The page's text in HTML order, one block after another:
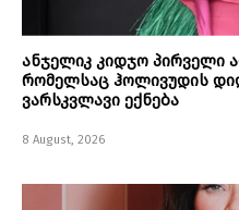
ანჯელიკ კიდჯო პირველი
რომელსაც ჰოლივუდის
ვარსკვლავი ექნება
8 August, 2026